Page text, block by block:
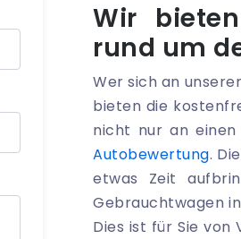
Wir
rund um
Wer sich an
bieten die
nicht nur an
Autobewertung.
etwas Zeit
Gebrauchtwagen
Dies ist für Sie